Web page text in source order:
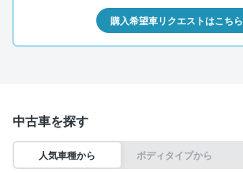
購入希望車リクエストはこちら
中古車を探す
人気車種から ボディタイプから